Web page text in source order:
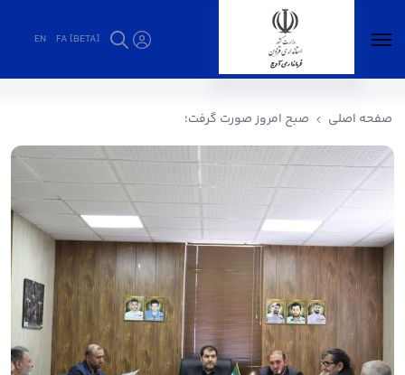
FA [BETA]
EN
صفحه اصلی صبح امروز صورت گرفت؛